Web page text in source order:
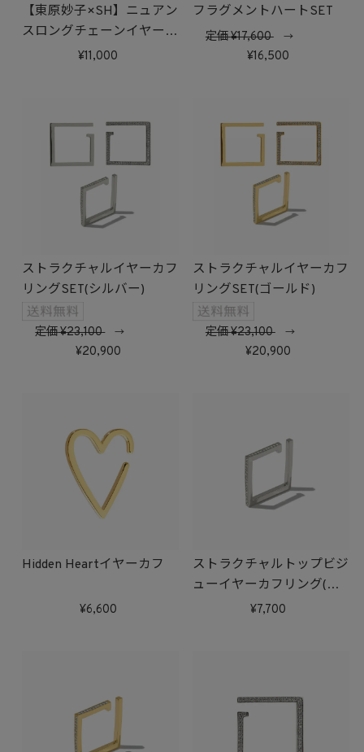
【東原妙子×SH】ニュアン
スロングチェーンイヤーカ
フ(ゴールド)11,000
フラグメントハートSET
定価 17,600→
16,500
ストラクチャルイヤーカフ
リングSET(シルバー)
定価 23,100→
20,900
ストラクチャルイヤーカフ
リングSET(ゴールド)
定価 23,100→
20,900
Hidden Heartイヤーカフ
6,600
ストラクチャルトップビジ
ューイヤーカフリング(シ
7,700